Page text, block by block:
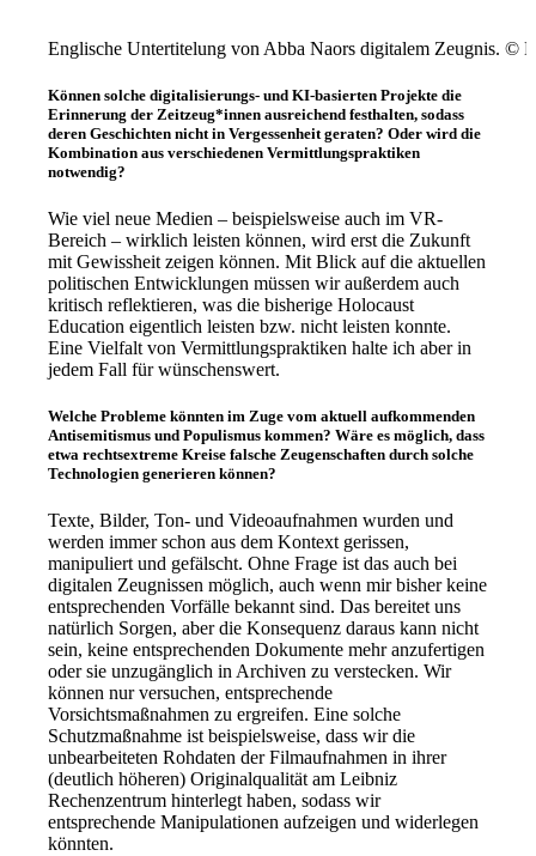
Englische Untertitelung von Abba Naors digitalem Zeugnis. ©
Können solche digitalisierungs- und KI-basierten Projekte die
Erinnerung der Zeitzeug*innen ausreichend festhalten, sodass
deren Geschichten nicht in Vergessenheit geraten? Oder wird die
Kombination aus verschiedenen Vermittlungspraktiken
notwendig?
Wie viel neue Medien – beispielsweise auch im VR-
Bereich – wirklich leisten können, wird erst die Zukunft
mit Gewissheit zeigen können. Mit Blick auf die aktuellen
politischen Entwicklungen müssen wir außerdem auch
kritisch reflektieren, was die bisherige Holocaust
Education eigentlich leisten bzw. nicht leisten konnte.
Eine Vielfalt von Vermittlungspraktiken halte ich aber in
jedem Fall für wünschenswert.
Welche Probleme könnten im Zuge vom aktuell aufkommenden
Antisemitismus und Populismus kommen? Wäre es möglich, dass
etwa rechtsextreme Kreise falsche Zeugenschaften durch solche
Technologien generieren können?
Texte, Bilder, Ton- und Videoaufnahmen wurden und
werden immer schon aus dem Kontext gerissen,
manipuliert und gefälscht. Ohne Frage ist das auch bei
digitalen Zeugnissen möglich, auch wenn mir bisher keine
entsprechenden Vorfälle bekannt sind. Das bereitet uns
natürlich Sorgen, aber die Konsequenz daraus kann nicht
sein, keine entsprechenden Dokumente mehr anzufertigen
oder sie unzugänglich in Archiven zu verstecken. Wir
können nur versuchen, entsprechende
Vorsichtsmaßnahmen zu ergreifen. Eine solche
Schutzmaßnahme ist beispielsweise, dass wir die
unbearbeiteten Rohdaten der Filmaufnahmen in ihrer
(deutlich höheren) Originalqualität am Leibniz
Rechenzentrum hinterlegt haben, sodass wir
entsprechende Manipulationen aufzeigen und widerlegen
könnten.